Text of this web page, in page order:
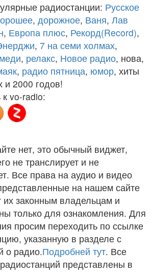
радиостанции: Русское
, дорожное, Ваня, Лав
, Европа плюс, Рекорд(Record),
, 7 на семи холмах,
, релакс, Новое радио, нова,
, радио пятница, юмор, хиты
и 2000 годов!
vo-radio:
нет, это обычный виджет,
не транслирует и не
Все права на аудио и видео
на нашем сайте
их законным владельцам и
только для ознакомления. Для
просим переходить по ссылке
указанную в разделе с
о радио.Подробней тут. Все
представлены в